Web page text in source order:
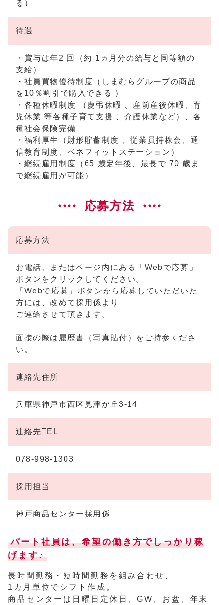
る）
待遇
・賞与は年2 回（約 1ヵ月分の給与と同等額の
支給）
・社員買物優待制度（しまむらグループの商品
を10％割引で購入できる ）
・各種休暇制度 （慶弔休暇 、産前産後休暇、育
児休業 等各種子育て支援 、介護休業など）、各
種社会保険完備
・福利厚生（財形貯蓄制度 、従業員持株会、通
信教育制度、ベネフィットステーション）
・継続雇用制度（65 歳定年後、最長で 70 歳ま
で継続雇用が可能）
応募方法
応募方法
お電話、またはページ内にある「Webで応募」
ボタンをクリックしてください。
「Webで応募」ボタンから応募していただいた
方には、改めて採用係より
ご連絡させて頂きます。
面接の際は履歴書（写真貼付）をご持参くださ
い。
連絡先住所
兵庫県神戸市西区見津が丘3-14
連絡先TEL
078-998-1303
採用担当
神戸商品センター採用係
パート社員は、希望の働き方でしっかり稼
げます♪
長時間勤務・短時間勤務を組み合わせ、
1カ月単位でシフト作成。
商品センターは日曜日定休日、GW、お盆、年末